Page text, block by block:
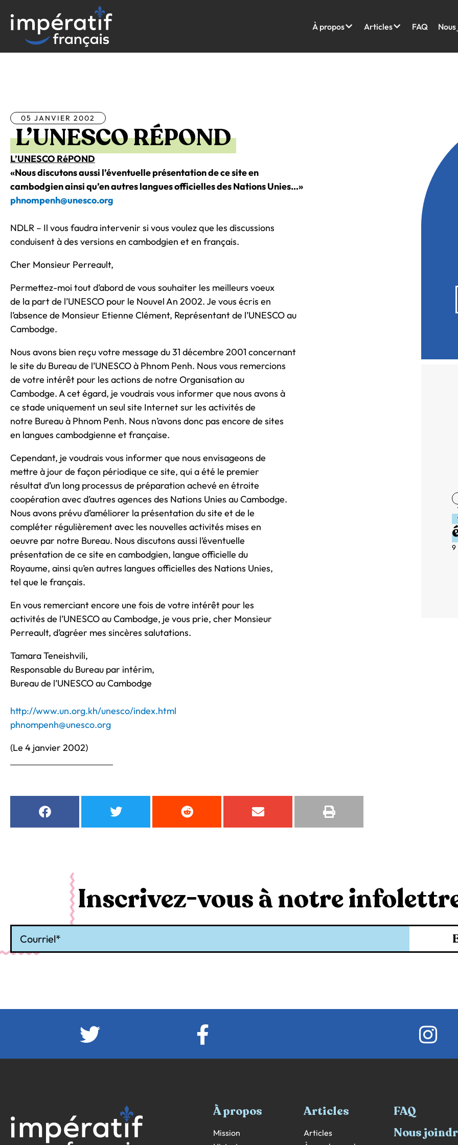
contenu
À propos Articles FAQ
05 JANVIER 2002
L’UNESCO RÉPOND
L’UNESCO RéPOND
«Nous discutons aussi l’éventuelle présentation de ce site en
cambodgien ainsi qu’en autres langues officielles des Nations Unies…»
phnompenh@unesco.org
NDLR – Il vous faudra intervenir si vous voulez que les discussions
conduisent à des versions en cambodgien et en français.
Cher Monsieur Perreault,
Permettez-moi tout d’abord de vous souhaiter les meilleurs voeux
de la part de l’UNESCO pour le Nouvel An 2002. Je vous écris en
l’absence de Monsieur Etienne Clément, Représentant de l’UNESCO au
Cambodge.
Nous avons bien reçu votre message du 31 décembre 2001 concernant
le site du Bureau de l’UNESCO à Phnom Penh. Nous vous remercions
de votre intérêt pour les actions de notre Organisation au
Cambodge. A cet égard, je voudrais vous informer que nous avons à
ce stade uniquement un seul site Internet sur les activités de
notre Bureau à Phnom Penh. Nous n’avons donc pas encore de sites
en langues cambodgienne et française.
Cependant, je voudrais vous informer que nous envisageons de
mettre à jour de façon périodique ce site, qui a été le premier
résultat d’un long processus de préparation achevé en étroite
coopération avec d’autres agences des Nations Unies au Cambodge.
Nous avons prévu d’améliorer la présentation du site et de le
compléter régulièrement avec les nouvelles activités mises en
oeuvre par notre Bureau. Nous discutons aussi l’éventuelle
présentation de ce site en cambodgien, langue officielle du
Royaume, ainsi qu’en autres langues officielles des Nations Unies,
tel que le français.
En vous remerciant encore une fois de votre intérêt pour les
activités de l’UNESCO au Cambodge, je vous prie, cher Monsieur
Perreault, d’agréer mes sincères salutations.
Tamara Teneishvili,
Responsable du Bureau par intérim,
Bureau de l’UNESCO au Cambodge
http://www.un.org.kh/unesco/index.html
phnompenh@unesco.org
(Le 4 janvier 2002)
Inscrivez-vous à notre
À propos
Mission
Articles
Articles
FAQ
Nous